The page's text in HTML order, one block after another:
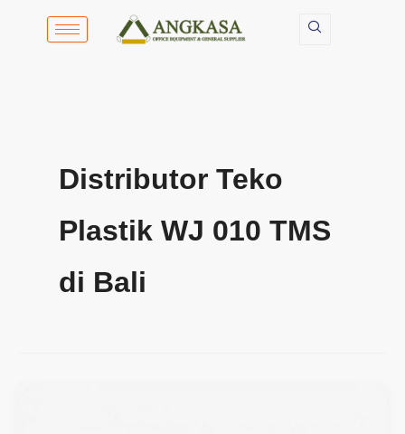
Distributor Teko
Plastik WJ 010 TMS
di Bali